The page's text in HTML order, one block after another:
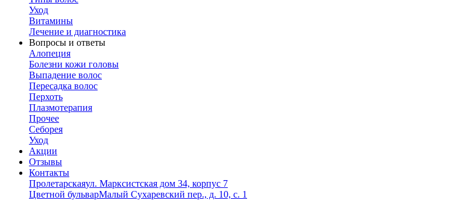
Уход
Витамины
Лечение и диагностика
Вопросы и ответы
Алопеция
Болезни кожи головы
Выпадение волос
Пересадка волос
Перхоть
Плазмотерапия
Прочее
Себорея
Уход
Акции
Отзывы
Контакты
Пролетарскаяул. Марксистская дом 34, корпус 7
Цветной бульварМалый Сухаревский пер., д. 10, с. 1